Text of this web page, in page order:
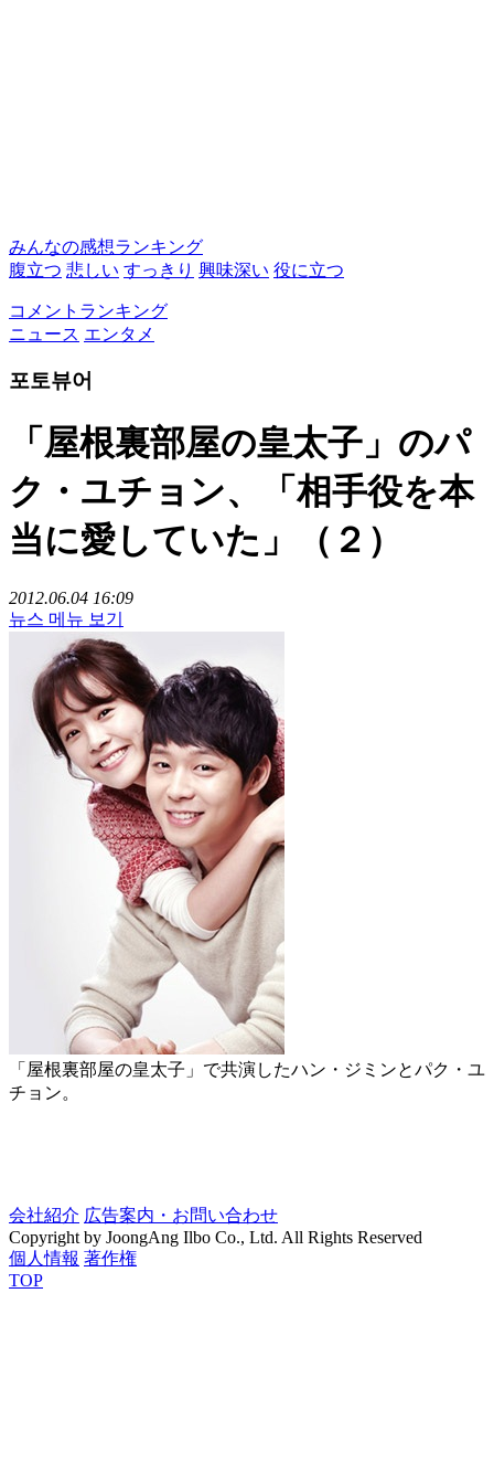
みんなの感想ランキング
腹立つ 悲しい すっきり 興味深い 役に立つ
コメントランキング
ニュース エンタメ
포토뷰어
「屋根裏部屋の皇太子」のパ
ク・ユチョン、「相手役を本
当に愛していた」（２）
2012.06.04 16:09
뉴스 메뉴 보기
「屋根裏部屋の皇太子」で共演したハン・ジミンとパク・ユ
チョン。
会社紹介 広告案内・お問い合わせ
Copyright by JoongAng Ilbo Co., Ltd. All Rights Reserved
個人情報 著作権
TOP